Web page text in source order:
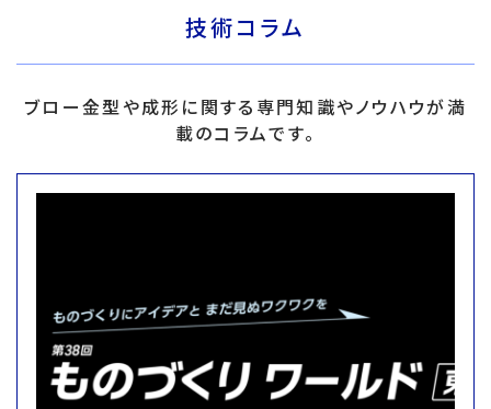
技術コラム
ブロー金型や成形に関する専門知識やノウハウが満
載のコラムです。